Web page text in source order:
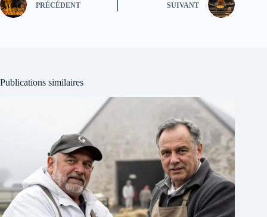
PRÉCÉDENT SUIVANT
Publications similaires